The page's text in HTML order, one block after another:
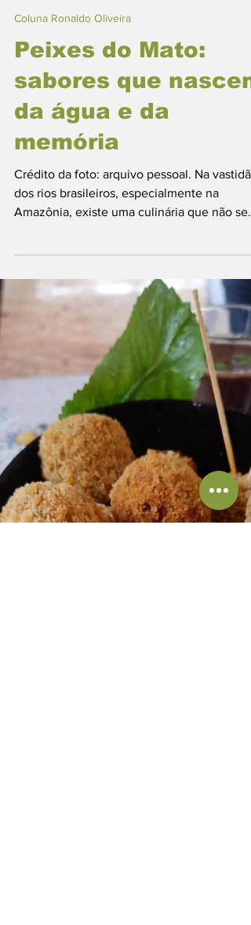
Ronaldo Oliveira
Coluna Ronaldo Oliveira
Peixes do Mato:
memória
Crédito da foto: arquivo pessoal. Na vastidão
dos rios brasileiros, especialmente na
Amazônia, existe uma culinária que não se
aprende apenas em livros — ela se vive. Os
chamados “peixes do mato” são a expressão
mais autêntica dessa relação entre o
a natureza e o alimento. Vindos das águas
doces, carregam em si não apenas sabor,
história, território e identidade. Diferente
peixes do mar, os peixes do mato possuem
características únicas: carnes mais densas,